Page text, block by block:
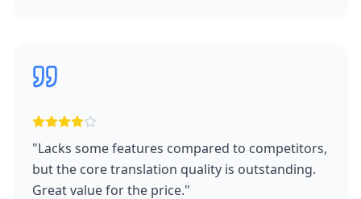
"Lacks some features compared to competitors,
but the core translation quality is outstanding.
Great value for the price."